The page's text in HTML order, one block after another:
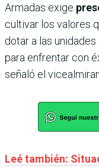
Armadas exige
cultivar los valores
dotar a las
para enfrentar con
señaló el
Leé también: